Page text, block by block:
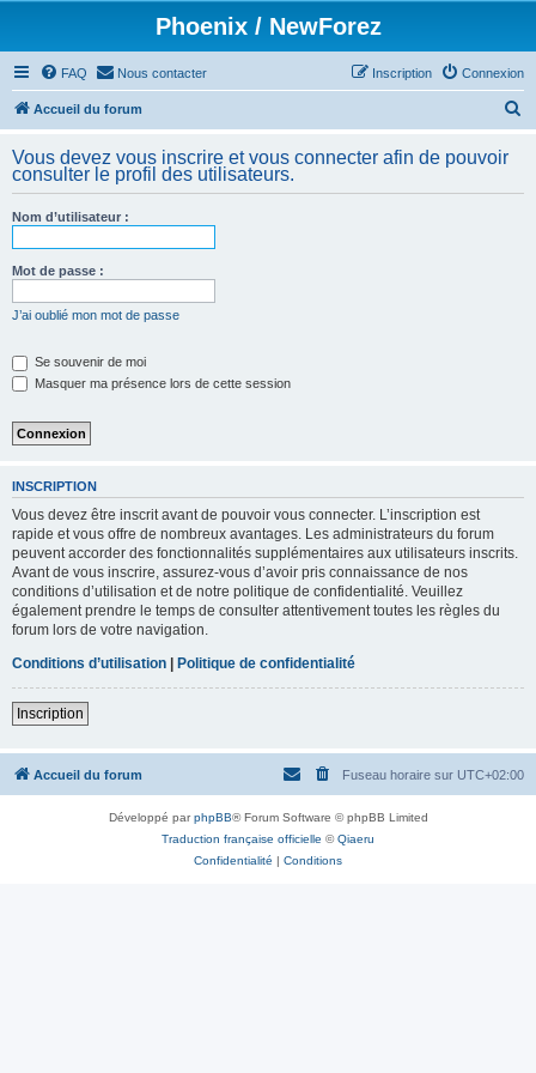
Phoenix / NewForez
FAQ Nous contacter Connexion
Inscription
Accueil du forum
h
Vous devez vous inscrire et vous connecter afin de pouvoir
consulter le profil des utilisateurs.
Nom d’utilisateur :
Mot de passe :
J’ai oublié mon mot de passe
Se souvenir de moi
Masquer ma présence lors de cette session
INSCRIPTION
Vous devez être inscrit avant de pouvoir vous connecter. L’inscription est
rapide et vous offre de nombreux avantages. Les administrateurs du forum
peuvent accorder des fonctionnalités supplémentaires aux utilisateurs inscrits.
Avant de vous inscrire, assurez-vous d’avoir pris connaissance de nos
conditions d’utilisation et de notre politique de confidentialité. Veuillez
également prendre le temps de consulter attentivement toutes les règles du
forum lors de votre navigation.
Conditions d’utilisation | Politique de confidentialité
Inscription
Accueil du forum Fuseau horaire sur UTC+02:00
Développé parphpBB® Forum Software © phpBB Limited
Traduction française officielle ©Qiaeru
Confidentialité | Conditions